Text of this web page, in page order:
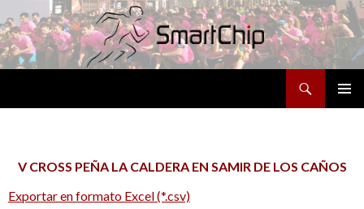
V CROSS PEÑA LA CALDERA EN SAMIR DE LOS CAÑOS
Exportar en formato Excel (*.csv)